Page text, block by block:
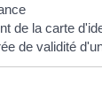
de la carte
de validité